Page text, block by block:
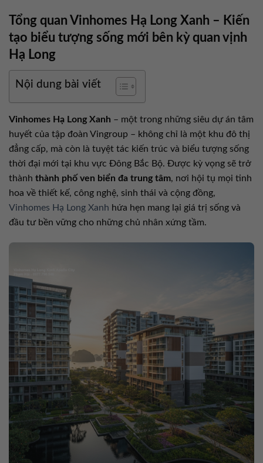
Tổng quan Vinhomes Hạ Long Xanh – Kiến
tạo biểu tượng sống mới bên kỳ quan vịnh
Hạ Long
Nội dung bài viết
Vinhomes Hạ Long Xanh – một trong những siêu dự án tâm
huyết của tập đoàn Vingroup – không chỉ là một khu đô thị
đẳng cấp, mà còn là tuyệt tác kiến trúc và biểu tượng sống
thời đại mới tại khu vực Đông Bắc Bộ. Được kỳ vọng sẽ trở
thành thành phố ven biển đa trung tâm, nơi hội tụ mọi tinh
hoa về thiết kế, công nghệ, sinh thái và cộng đồng,
Vinhomes Hạ Long Xanh hứa hẹn mang lại giá trị sống và
đầu tư bền vững cho những chủ nhân xứng tầm.